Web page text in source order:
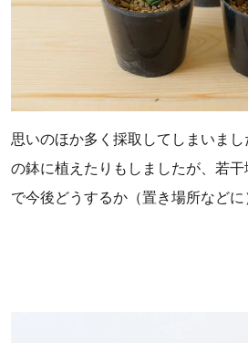
思いのほか多く採取してしまいま
の鉢に植えたりもしましたが、若
で今後どうするか（置き場所などに